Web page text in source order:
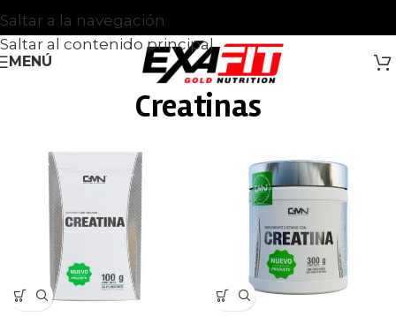
Saltar a la navegación
Saltar al contenido principal
MENÚ
Creatinas